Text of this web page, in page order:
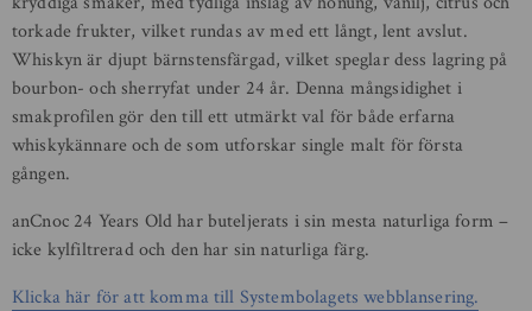
torkade frukter, vilket rundas av med ett långt, lent avslut.
Whiskyn är djupt bärnstensfärgad, vilket speglar dess lagring på
bourbon- och sherryfat under 24 år. Denna mångsidighet i
smakprofilen gör den till ett utmärkt val för både erfarna
whiskykännare och de som utforskar single malt för första
gången.
anCnoc 24 Years Old har buteljerats i sin mesta naturliga form –
icke kylfiltrerad och den har sin naturliga färg.
Klicka här för att komma till Systembolagets webblansering.